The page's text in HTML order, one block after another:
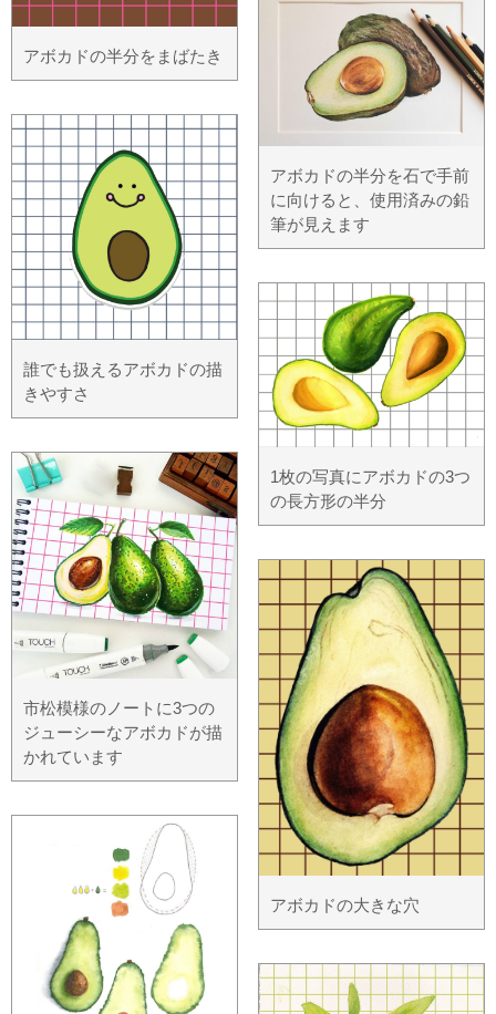
アボカドの半分をまばたき
誰でも扱えるアボカドの描
きやすさ
市松模様のノートに3つの
ジューシーなアボカドが描
かれています
アボカドの半分を石で手前
に向けると、使用済みの鉛
筆が見えます
1枚の写真にアボカドの3つ
の長方形の半分
アボカドの大きな穴